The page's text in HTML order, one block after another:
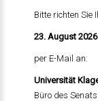
Bitte richten Sie
23. August 2026
per E-Mail an:
Universität
Büro des Senats